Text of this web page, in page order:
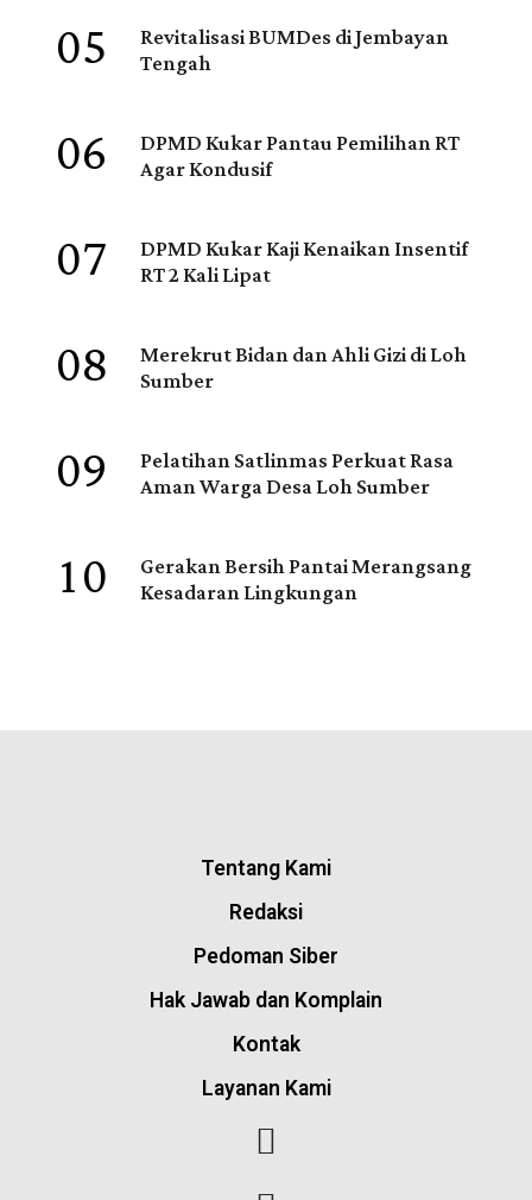
05 Revitalisasi BUMDes di Jembayan
Tengah
06 DPMD Kukar Pantau Pemilihan RT
Agar Kondusif
07 DPMD Kukar Kaji Kenaikan Insentif
RT 2 Kali Lipat
08 Merekrut Bidan dan Ahli Gizi di Loh
Sumber
09 Pelatihan Satlinmas Perkuat Rasa
Aman Warga Desa Loh Sumber
10 Gerakan Bersih Pantai Merangsang
Kesadaran Lingkungan
Tentang Kami
Redaksi
Pedoman Siber
Hak Jawab dan Komplain
Kontak
Layanan Kami